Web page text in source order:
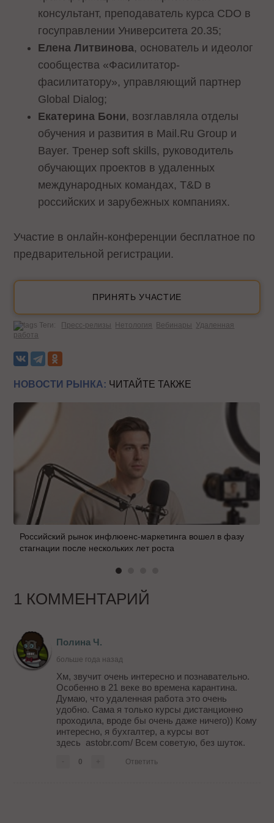
консультант, преподаватель курса CDO в
госуправлении Университета 20.35;
Елена Литвинова, основатель и идеолог
сообщества «Фасилитатор-
фасилитатору», управляющий партнер
Global Dialog;
Екатерина Бони, возглавляла отделы
обучения и развития в Mail.Ru Group и
Bayer. Тренер soft skills, руководитель
обучающих проектов в удаленных
международных командах, T&D в
российских и зарубежных компаниях.
Участие в онлайн-конференции бесплатное по
предварительной регистрации.
ПРИНЯТЬ УЧАСТИЕ
Теги: Пресс-релизы Нетология Вебинары Удаленная
работа
НОВОСТИ РЫНКА: ЧИТАЙТЕ ТАКЖЕ
Российский рынок инфлюенс-маркетинга вошел в фазу
стагнации после нескольких лет роста
1 КОММЕНТАРИЙ
Полина Ч.
больше года назад
Хм, звучит очень интересно и познавательно.
Особенно в 21 веке во времена карантина.
Думаю, что удаленная работа это очень
удобно. Сама я только курсы дистанционно
проходила, вроде бы очень даже ничего)) Кому
интересно, я бухгалтер, а курсы вот
здесь astobr.com/ Всем советую, без шуток.
0 Ответить